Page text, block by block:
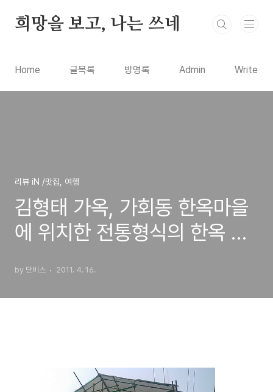
희망을 보고, 나는 쓰네
Home 글목록 방명록 Admin Write
리뷰 iN /맛집, 여행
김형태 가옥, 가회동 한옥마을
에 위치한 전통형식의 한옥 건
by 단비스 2011. 4. 16.